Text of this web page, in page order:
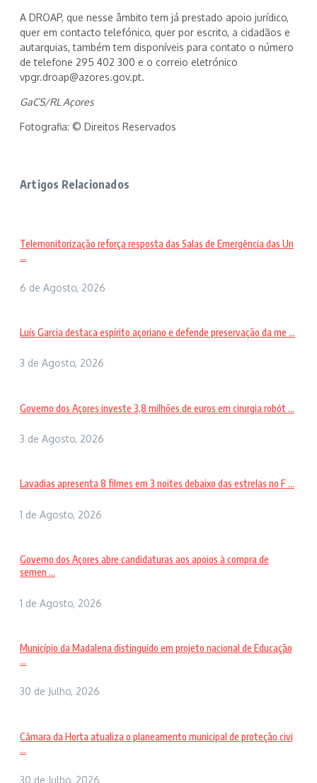
A DROAP, que nesse âmbito tem já prestado apoio jurídico,
quer em contacto telefónico, quer por escrito, a cidadãos e
autarquias, também tem disponíveis para contato o número
de telefone 295 402 300 e o correio eletrónico
vpgr.droap@azores.gov.pt.
GaCS/RL Açores
Fotografia: © Direitos Reservados
Artigos Relacionados
Telemonitorização reforça resposta das Salas de Emergência das Un
...
6 de Agosto, 2026
Luís Garcia destaca espírito açoriano e defende preservação da me ...
3 de Agosto, 2026
Governo dos Açores investe 3,8 milhões de euros em cirurgia robót ...
3 de Agosto, 2026
Lavadias apresenta 8 filmes em 3 noites debaixo das estrelas no F ...
1 de Agosto, 2026
Governo dos Açores abre candidaturas aos apoios à compra de
semen ...
1 de Agosto, 2026
Município da Madalena distinguido em projeto nacional de Educação
...
30 de Julho, 2026
Câmara da Horta atualiza o planeamento municipal de proteção civi
...
30 de Julho, 2026